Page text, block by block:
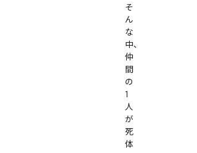
そ
ん
な
中、
仲
間
の
1
人
が
死
体